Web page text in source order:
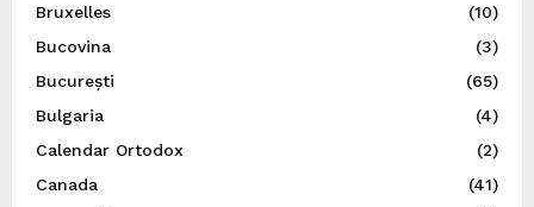
Bruxelles
(10)
Bucovina
(3)
București
(65)
Bulgaria
(4)
Calendar Ortodox
(2)
Canada
(41)